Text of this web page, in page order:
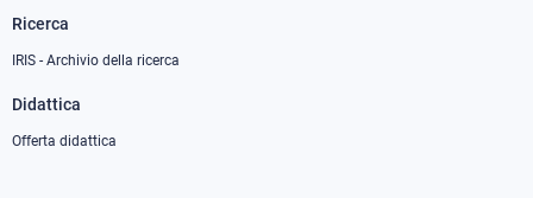
Ricerca
IRIS - Archivio della ricerca
Didattica
Offerta didattica